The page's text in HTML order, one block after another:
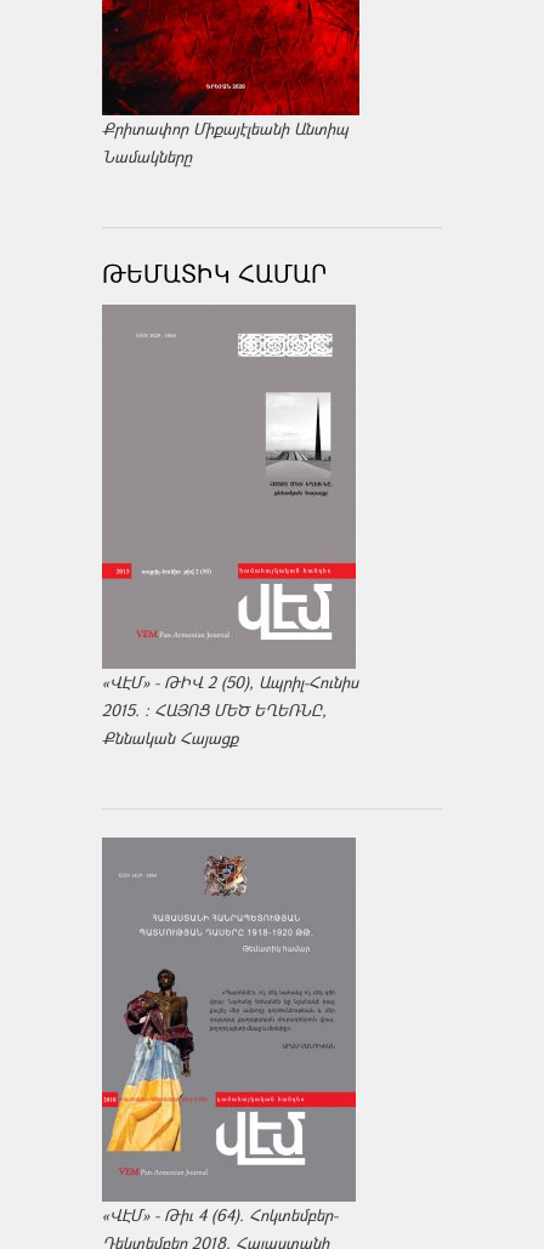
Քրիտափոր Միքայէլեանի Անտիպ
Նամակները
ԹԵՄԱՏԻԿ ՀԱՄԱՐ
«ՎԷՄ» - ԹԻՎ 2 (50), Ապրիլ-Հունիս
2015. : ՀԱՅՈՑ ՄԵԾ ԵՂԵՌՆԸ,
Քննական Հայացք
«ՎԷՄ» - Թիւ 4 (64). Հոկտեմբեր-
Դեկտեմբեր 2018. Հայաստանի